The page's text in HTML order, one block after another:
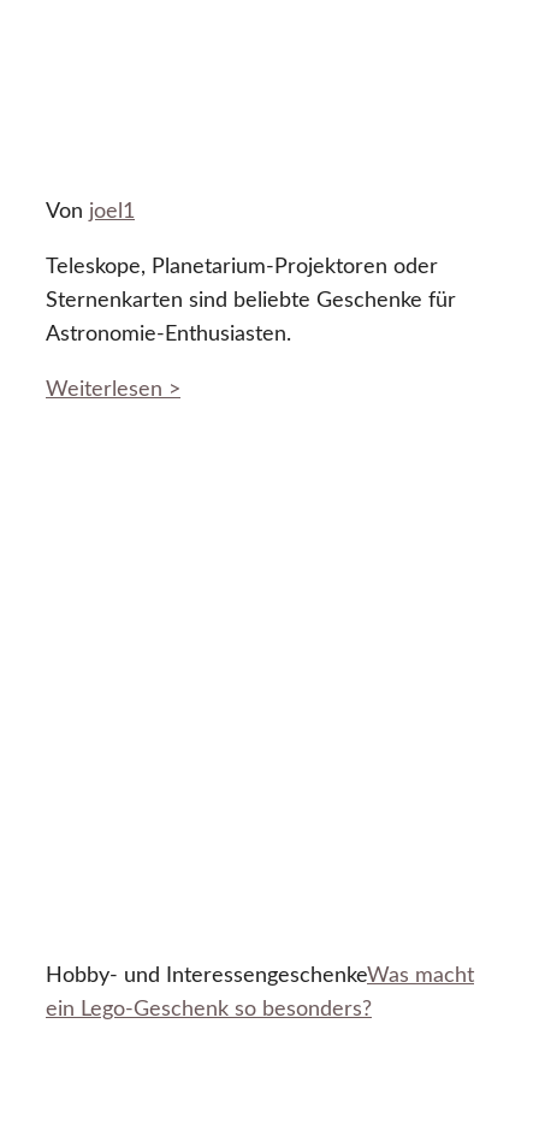
Von joel1
Teleskope, Planetarium-Projektoren oder
Sternenkarten sind beliebte Geschenke für
Astronomie-Enthusiasten.
Weiterlesen >
Hobby- und InteressengeschenkeWas macht
ein Lego-Geschenk so besonders?